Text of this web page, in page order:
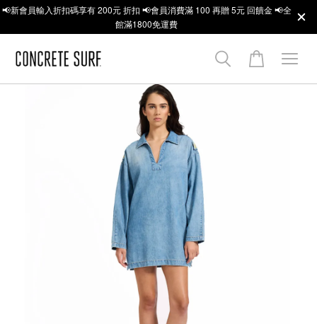
📢新會員輸入折扣碼享有 200元 折扣 📢會員消費滿 100 再贈 5元 回饋金 📢全
館滿1800免運費